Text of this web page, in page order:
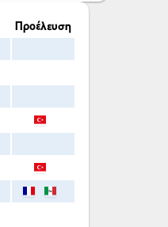
Προέλευση